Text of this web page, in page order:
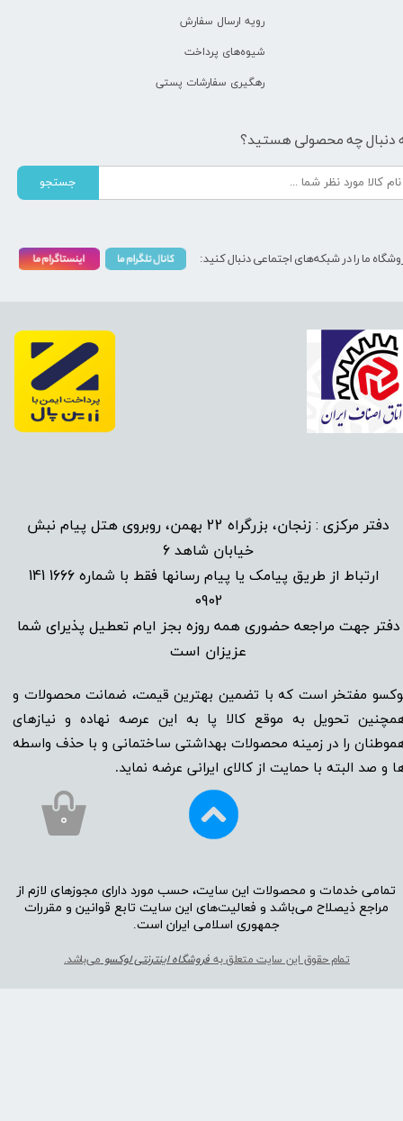
دفتر مرکزی : زنجان، بزرگراه 22 بهمن، روبروی هتل پیام نبش
خیابان شاهد 6
ارتباط از طریق پیامک یا پیام رسانها فقط با شماره
1666 141
0902
دفتر جهت مراجعه حضوری همه روزه بجز ایام تعطیل پذیرای شما
عزیزان است​​​​​​​
مفتخر است که با تضمین بهترین قیمت، ضمانت محصولات و
تحویل به موقع کالا پا به این عرصه نهاده و نیاز‌‌‌‌‌‌‌‌های
را در زمینه‌‌‌ محصولات بهداشتی ساختمانی و با حذف واسطه
و صد البته با حمایت از کالای ایرانی عرضه نماید.
تمامی خدمات و محصولات این سایت، حسب مورد دارای مجوز‌‌‌‌های لازم از
مراجع ذیصلاح می‌باشد و فعالیت‌‌‌‌های این سایت تابع قوانین و مقررات
جمهوری اسلامی ایران است.​​​​​​​
تمام حقوق این سایت متعلق بهفروشگاه اینترنتی لوکسومی‌باشد.
رویه ارسال سفارش
شیوه‌های پرداخت
رهگیری سفارشات پستی
دنبال چه محصولی هستید؟
جستجو
ما را در شبکه‌های اجتماعی دنبال کنید:
۰